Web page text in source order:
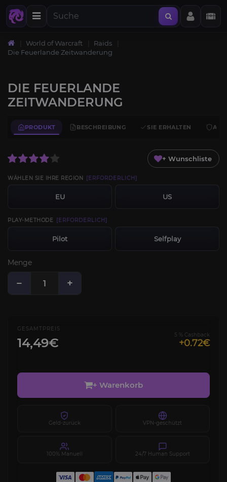
World of Warcraft
Raids
Die Feuerlande Zeitwanderung
DIE FEUERLANDE
ZEITWANDERUNG
PRODUKT BESCHREIBUNG SIE ERHALTEN
+ Wunschliste
WÄHLEN SIE IHRE REGION [ERFORDERLICH]
EU US
PLAY-METHODE [ERFORDERLICH]
Pilot Selfplay
Menge
− +
GESAMTPREIS
14,49€
5 % Cashback
+0.72€
+ Warenkorb
Geld-zurück VPN-geschützt
100% Manuell 24/7 Human Support